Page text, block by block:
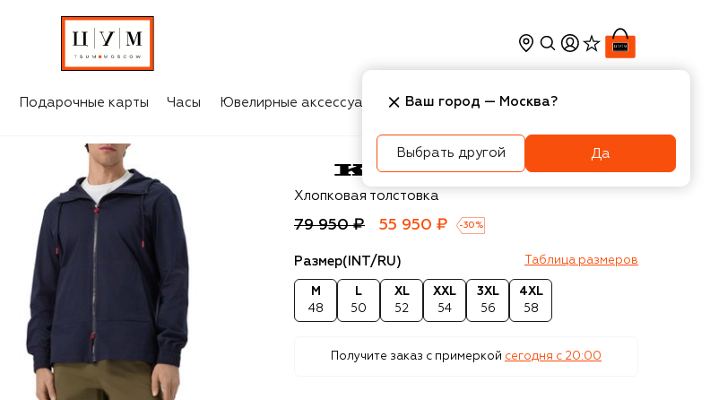
Подарочные карты Часы Ювелирные аксессуары Косметика Интерьер
Kiton
Хлопковая толстовка
79 950 ₽ 55 950 ₽ -30 %
Размер(INT/RU) Таблица размеров
M
48
L
50
XL
52
XXL
54
3XL
56
4XL
58
Получите заказ с примеркой сегодня c 20:00
Ваш город — Москва?
Выбрать другой Да